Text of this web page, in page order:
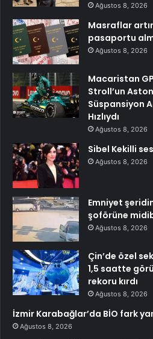
Ağustos 8, 2026
Masraflar
pasaportu
Ağustos 8, 2026
Macaristan
Stroll’un
Süspansiyon
Hızlıydı
Ağustos 8, 2026
Sibel Kekilli
Ağustos 8, 2026
Emniyet
şoförüne
Ağustos 8, 2026
Çin’de özel
1,5 saatte
rekoru kırdı
Ağustos 8, 2026
İzmir Karabağlar’da BİO fark
Ağustos 8, 2026